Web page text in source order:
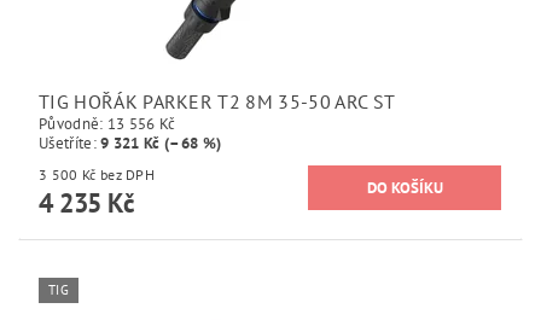
TIG HOŘÁK PARKER T2 8M 35-50 ARC ST
Původně: 13 556 Kč
Ušetříte:9 321 Kč (–68 %)
3 500 Kč bez DPH
4 235 Kč
TIG